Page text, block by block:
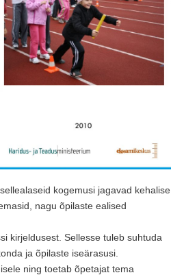
kogemusi jagavad kehalise
nagu õpilaste ealised
kirjeldusest. Sellesse tuleb suhtuda
ja õpilaste iseärasusi.
ning toetab õpetajat tema